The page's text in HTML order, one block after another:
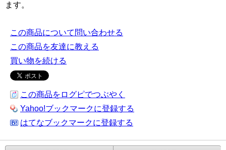
ます。
この商品について問い合わせる
この商品を友達に教える
買い物を続ける
この商品をログピでつぶやく
Yahoo!ブックマークに登録する
はてなブックマークに登録する